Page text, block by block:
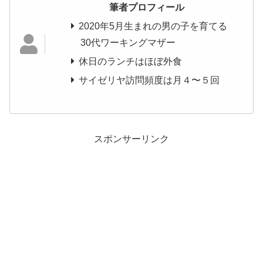
筆者プロフィール
2020年5月生まれの男の子を育てる
30代ワーキングマザー
休日のランチはほぼ外食
サイゼリヤ訪問頻度は月４〜５回
スポンサーリンク